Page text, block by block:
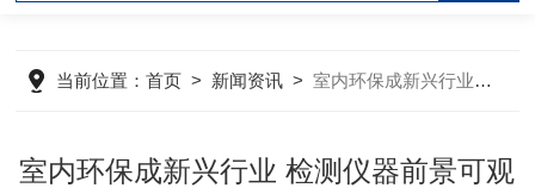
当前位置：首页 > 新闻资讯 >室内环保成新兴行业 检测仪器前景可观
室内环保成新兴行业 检测仪器前景可观